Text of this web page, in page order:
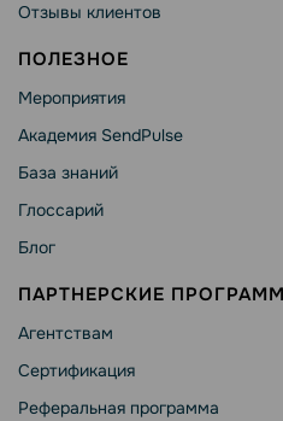
Отзывы клиентов
ПОЛЕЗНОЕ
Мероприятия
Академия SendPulse
База знаний
Глоссарий
Блог
ПАРТНЕРСКИЕ
Агентствам
Сертификация
Реферальная программа